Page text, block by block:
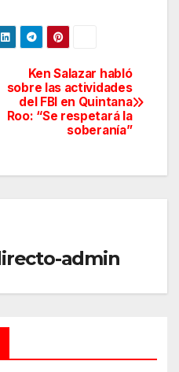
Ken Salazar habló
sobre las actividades
del FBI en Quintana
Roo: “Se respetará la
soberanía”
admin